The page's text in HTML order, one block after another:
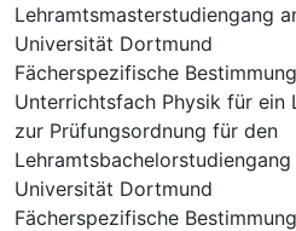
Lehramtsmasterstudiengang
Universität Dortmund
Fächerspezifische
Unterrichtsfach Physik für ein
zur Prüfungsordnung für den
Universität Dortmund
Fächerspezifische